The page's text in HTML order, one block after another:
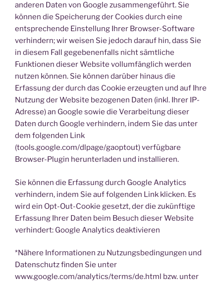
anderen Daten von Google zusammengeführt. Sie
können die Speicherung der Cookies durch eine
entsprechende Einstellung Ihrer Browser-Software
verhindern; wir weisen Sie jedoch darauf hin, dass Sie
in diesem Fall gegebenenfalls nicht sämtliche
Funktionen dieser Website vollumfänglich werden
nutzen können. Sie können darüber hinaus die
Erfassung der durch das Cookie erzeugten und auf Ihre
Nutzung der Website bezogenen Daten (inkl. Ihrer IP-
Adresse) an Google sowie die Verarbeitung dieser
Daten durch Google verhindern, indem Sie das unter
dem folgenden Link
(tools.google.com/dlpage/gaoptout) verfügbare
Browser-Plugin herunterladen und installieren.
Sie können die Erfassung durch Google Analytics
verhindern, indem Sie auf folgenden Link klicken. Es
wird ein Opt-Out-Cookie gesetzt, der die zukünftige
Erfassung Ihrer Daten beim Besuch dieser Website
verhindert: Google Analytics deaktivieren
*Nähere Informationen zu Nutzungsbedingungen und
Datenschutz finden Sie unter
www.google.com/analytics/terms/de.html bzw. unter